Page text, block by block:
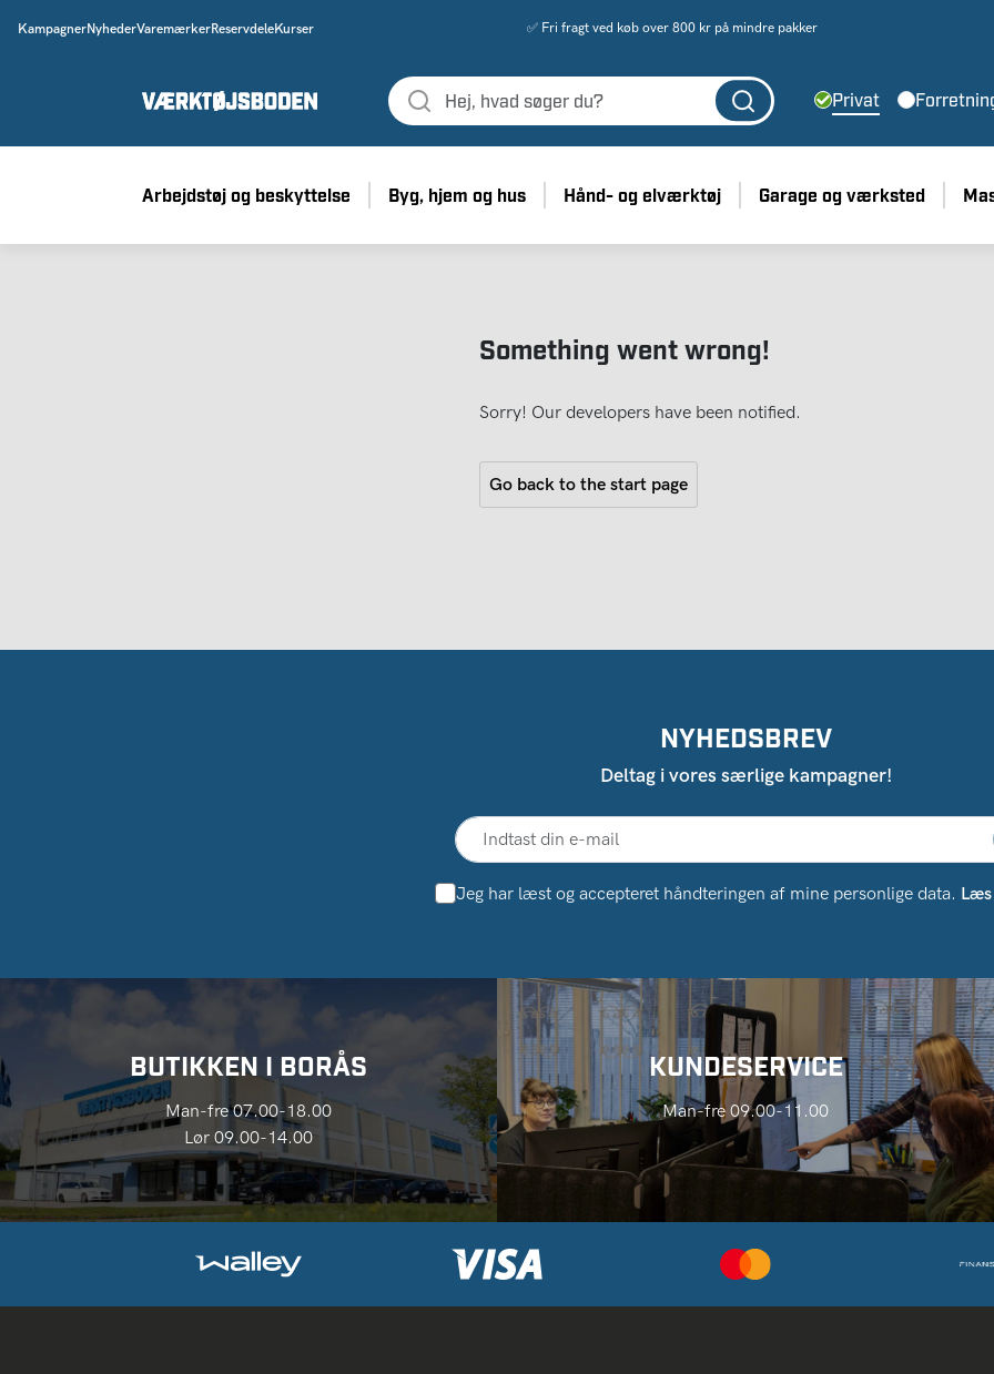
KampagnerNyhederVaremærkerReservdeleKurser ✅ Fri fragt ved køb over 800 kr på mindre pakker
Privat
Arbejdstøj og beskyttelse Byg, hjem og hus Hånd- og elværktøj Garage og værksted
Something went wrong!
Sorry! Our developers have been notified.
Go back to the start page
NYHEDSBREV
Deltag i vores særlige kampagner!
Jeg har læst og accepteret håndteringen af ​​mine personlige data.
BUTIKKEN I BORÅS
Man-fre 07.00-18.00
Lør 09.00-14.00
KUNDESERVICE
Man-fre 09.00-11.00